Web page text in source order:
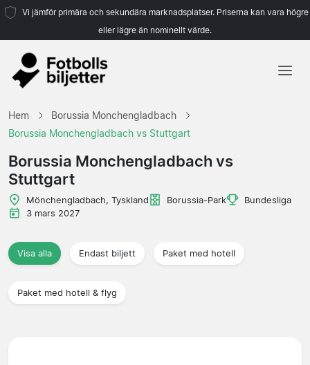
Vi jämför primära och sekundära marknadsplatser. Priserna kan vara högre
eller lägre än nominellt värde.
Lag
Ligor
Hem
Borussia Monchengladbach
Borussia Monchengladbach vs Stuttgart
Borussia Monchengladbach vs
Stuttgart
Mönchengladbach, Tyskland Borussia-Park
Bundesliga
3 mars 2027
Visa alla Endast biljett Paket med hotell
Paket med hotell & flyg